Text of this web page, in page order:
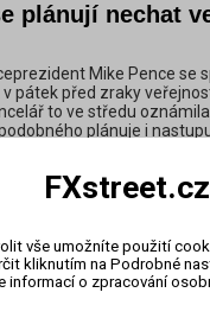
plánují nechat
Mike Pence se
pátek před zraky
to ve středu
plánuje i
aby mohla
další
vše umožníte použití
kliknutím na Podrobné
informací o zpracování